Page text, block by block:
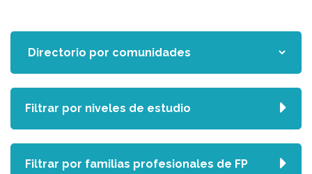
Filtrar por niveles de estudio
Filtrar por familias profesionales de FP